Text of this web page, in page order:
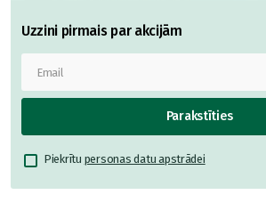
Uzzini pirmais par akcijām
Parakstīties
Piekrītu personas datu apstrādei